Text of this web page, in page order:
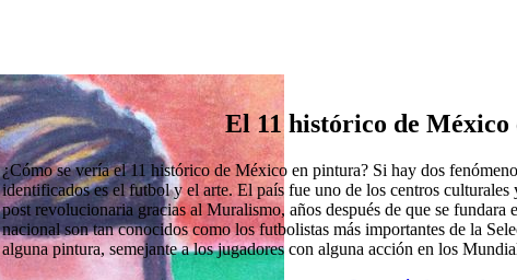
El 11 histórico de
¿Cómo se vería el 11 histórico de México en pintura? Si hay dos
identificados es el futbol y el arte. El país fue uno de los centros
post revolucionaria gracias al Muralismo, años después de que se
nacional son tan conocidos como los futbolistas más importantes de la
alguna pintura, semejante a los jugadores con alguna acción en los